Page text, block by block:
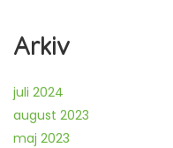
Arkiv
juli 2024
august 2023
maj 2023